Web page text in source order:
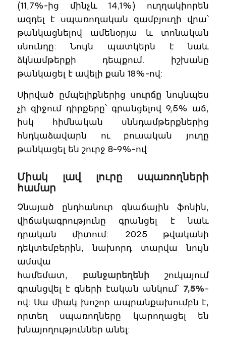
(11,7%-ից մինչև 14,1%) ուղղակիորեն
ազդել է սպառողական զամբյուղի վրա՝
թանկացնելով ամենօրյա և տոնական
սնունդը: Նույն պատկերն է նաև
ձկնամթերքի դեպքում. իշխանը
թանկացել է ավելի քան 18%-ով:
Սիրված ըմպելիքներից սուրճը նույնպես
չի զիջում դիրքերը՝ գրանցելով 9,5% աճ,
իսկ հիմնական սննդամթերքներից
հնդկաձավարն ու բուսական յուղը
թանկացել են շուրջ 8-9%-ով:
Միակ լավ լուրը սպառողների
համար
Չնայած ընդհանուր գնաճային ֆոնին,
վիճակագրությունը գրանցել է նաև
դրական միտում: 2025 թվականի
դեկտեմբերին, նախորդ տարվա նույն
ամսվա
համեմատ, բանջարեղենի շուկայում
գրանցվել է գների էական անկում՝ 7,5%-
ով: Սա միակ խոշոր ապրանքախումբն է,
որտեղ սպառողները կարողացել են
խնայողություններ անել: